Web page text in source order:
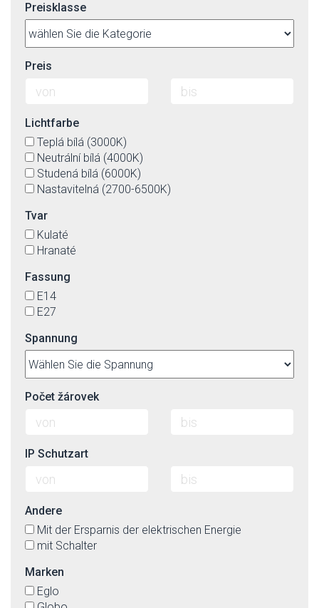
Preisklasse
Preis
Lichtfarbe
Teplá bílá (3000K)
Neutrální bílá (4000K)
Studená bílá (6000K)
Nastavitelná (2700-6500K)
Tvar
Kulaté
Hranaté
Fassung
E14
E27
Spannung
Počet žárovek
IP Schutzart
Andere
Mit der Ersparnis der elektrischen Energie
mit Schalter
Marken
Eglo